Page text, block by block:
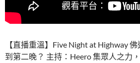
【直播重溫】Five Night at Highway
到第二晚？ 主持：Heero 集眾人之力